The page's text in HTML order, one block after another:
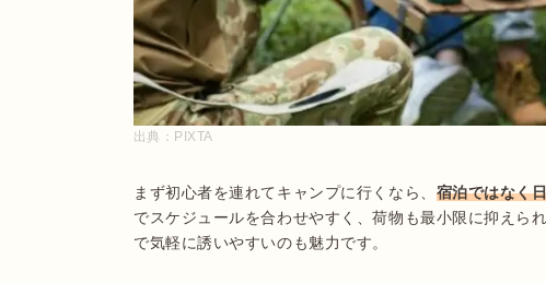
出典： PIXTA
まず初心者を連れてキャンプに行くなら、 宿泊ではなく
でスケジュールを合わせやすく、荷物も最小限に抑えら
で気軽に誘いやすいのも魅力です。